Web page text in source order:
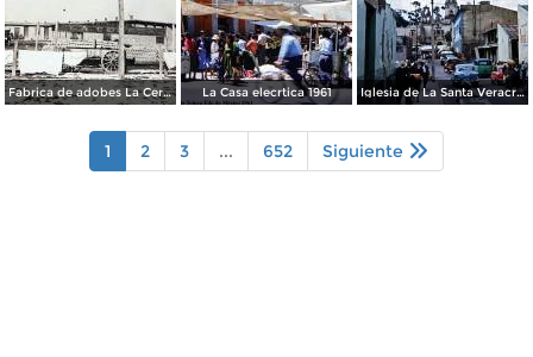
Fabrica de adobes La Cereza Culiacán Sinaloa ( Circulada el 11 de Noviembre de 1919 ). La Casa elecrtica 1961 Iglesia de La Santa Veracruz 1961
1 2 3 ... 652 Siguiente